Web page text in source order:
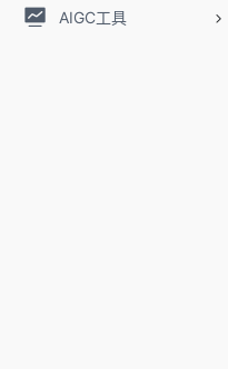
AIGC工具